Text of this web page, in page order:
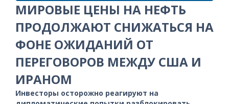
МИРОВЫЕ ЦЕНЫ НА НЕФТЬ
ПРОДОЛЖАЮТ СНИЖАТЬСЯ НА
ФОНЕ ОЖИДАНИЙ ОТ
ПЕРЕГОВОРОВ МЕЖДУ США И
ИРАНОМ
Инвесторы осторожно реагируют на